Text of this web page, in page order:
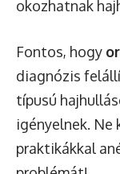
okozhatnak
Fontos, hogy
diagnózis
típusú
igényelnek.
praktikákkal